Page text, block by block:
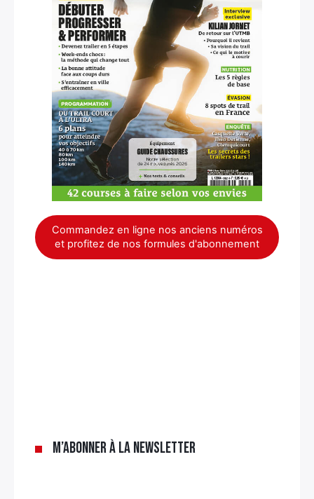
Commandez en ligne nos anciens numéros
et profitez de nos formules d'abonnement
M’abonner à la newsletter
×
Rechercher